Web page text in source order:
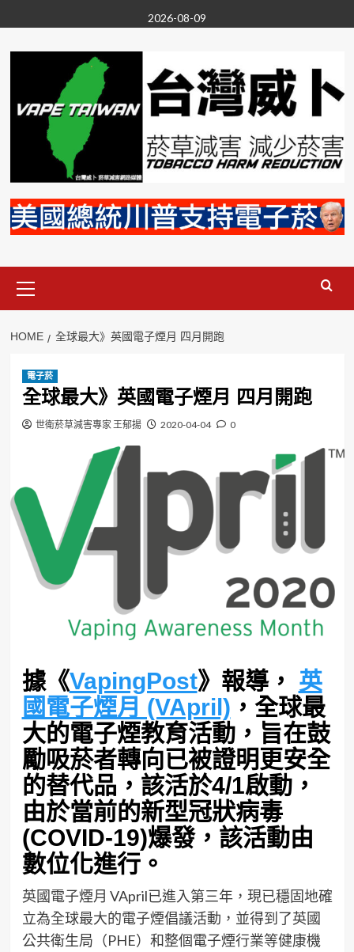
to
content
2026-08-09
Menu
HOME 全球最大》英國電子煙月 四月開跑
電子菸
全球最大》英國電子煙月 四月開跑
世衛菸草減害專家 王郁揚 2020-04-04 0
據《VapingPost》報導， 英
國電子煙月 (VApril) ，全球最
大的電子煙教育活動，旨在鼓
勵吸菸者轉向已被證明更安全
的替代品，該活於4/1啟動，
由於當前的新型冠狀病毒
(COVID-19)爆發，該活動由
數位化進行。
英國電子煙月 VApril已進入第三年，現已穩固地確
立為全球最大的電子煙倡議活動，並得到了英國
公共衛生局（PHE）和整個電子煙行業等健康機